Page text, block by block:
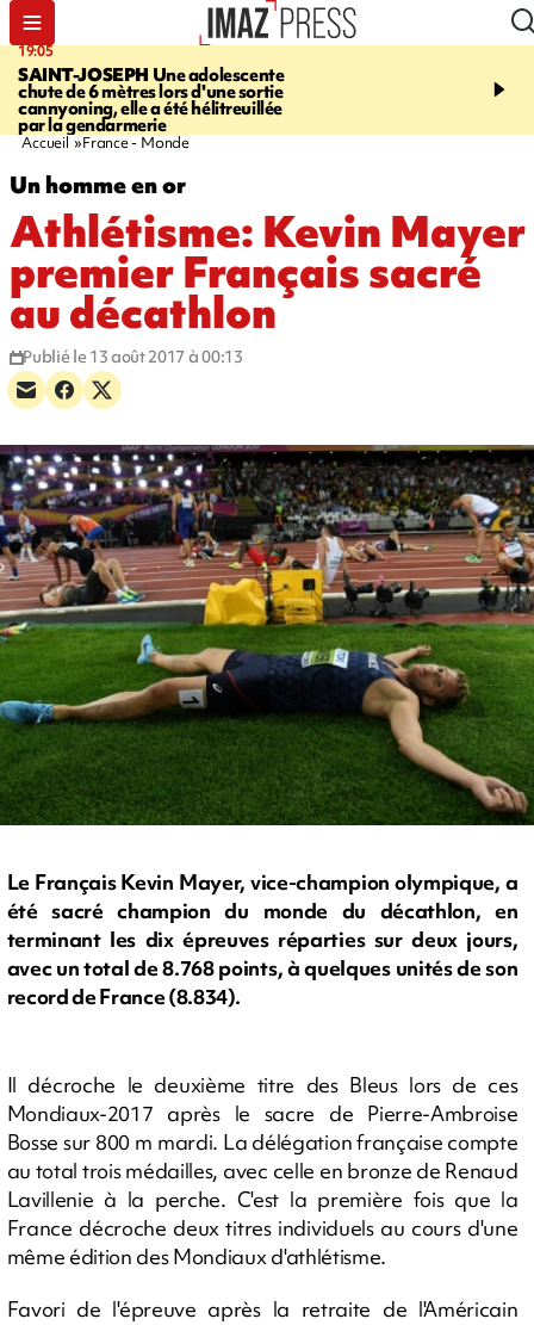
19:05
SAINT-JOSEPH Une adolescente
chute de 6 mètres lors d'une sortie
cannyoning, elle a été hélitreuillée
par la gendarmerie
20:44
rouée de coups,
Accueil France - Monde
Un homme en or
Athlétisme: Kevin Mayer
premier Français sacré
au décathlon
Publié le 13 août 2017 à 00:13
Le Français Kevin Mayer, vice-champion olympique, a
été sacré champion du monde du décathlon, en
terminant les dix épreuves réparties sur deux jours,
avec un total de 8.768 points, à quelques unités de son
record de France (8.834).
Il décroche le deuxième titre des Bleus lors de ces
Mondiaux-2017 après le sacre de Pierre-Ambroise
Bosse sur 800 m mardi. La délégation française compte
au total trois médailles, avec celle en bronze de Renaud
Lavillenie à la perche. C'est la première fois que la
France décroche deux titres individuels au cours d'une
même édition des Mondiaux d'athlétisme.
Favori de l'épreuve après la retraite de l'Américain